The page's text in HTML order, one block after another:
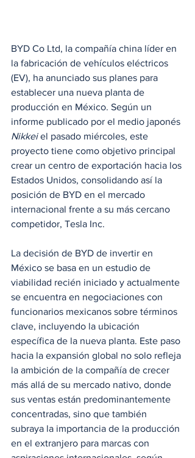
BYD Co Ltd, la compañía china líder en
la fabricación de vehículos eléctricos
(EV), ha anunciado sus planes para
establecer una nueva planta de
producción en México. Según un
informe publicado por el medio japonés
Nikkei el pasado miércoles, este
proyecto tiene como objetivo principal
crear un centro de exportación hacia los
Estados Unidos, consolidando así la
posición de BYD en el mercado
internacional frente a su más cercano
competidor, Tesla Inc.
La decisión de BYD de invertir en
México se basa en un estudio de
viabilidad recién iniciado y actualmente
se encuentra en negociaciones con
funcionarios mexicanos sobre términos
clave, incluyendo la ubicación
específica de la nueva planta. Este paso
hacia la expansión global no solo refleja
la ambición de la compañía de crecer
más allá de su mercado nativo, donde
sus ventas están predominantemente
concentradas, sino que también
subraya la importancia de la producción
en el extranjero para marcas con